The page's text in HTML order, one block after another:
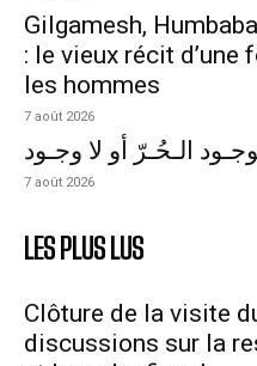
Gilgamesh,
: le vieux récit d’une
les hommes
7 août 2026
الـحُـرّ أو لا وجـود
7 août 2026
LES PLUS LUS
Clôture de la visite
discussions sur la